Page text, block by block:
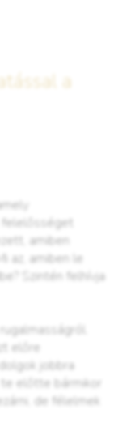
a
amiben
az, amiben le
Szintén felhívja
előre
jobbra
te előtte bármikor
de félelmek